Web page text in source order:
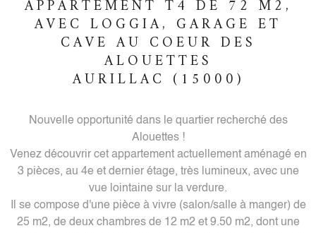
APPARTEMENT T4 DE 72 M2,
AVEC LOGGIA, GARAGE ET
CAVE AU COEUR DES
ALOUETTES
AURILLAC (15000)
Nouvelle opportunité dans le quartier recherché des
Alouettes !
Venez découvrir cet appartement actuellement aménagé en
3 pièces, au 4e et dernier étage, très lumineux, avec une
vue lointaine sur la verdure.
Il se compose d'une pièce à vivre (salon/salle à manger) de
25 m2, de deux chambres de 12 m2 et 9.50 m2, dont une